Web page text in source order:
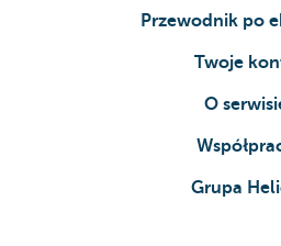
Przewodnik po
Twoje
O
Grupa